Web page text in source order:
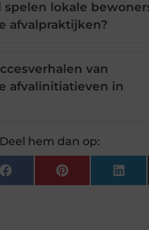
spelen lokale
afvalpraktijken?
van
afvalinitiatieven in
hem dan op:
FacebookPinterest